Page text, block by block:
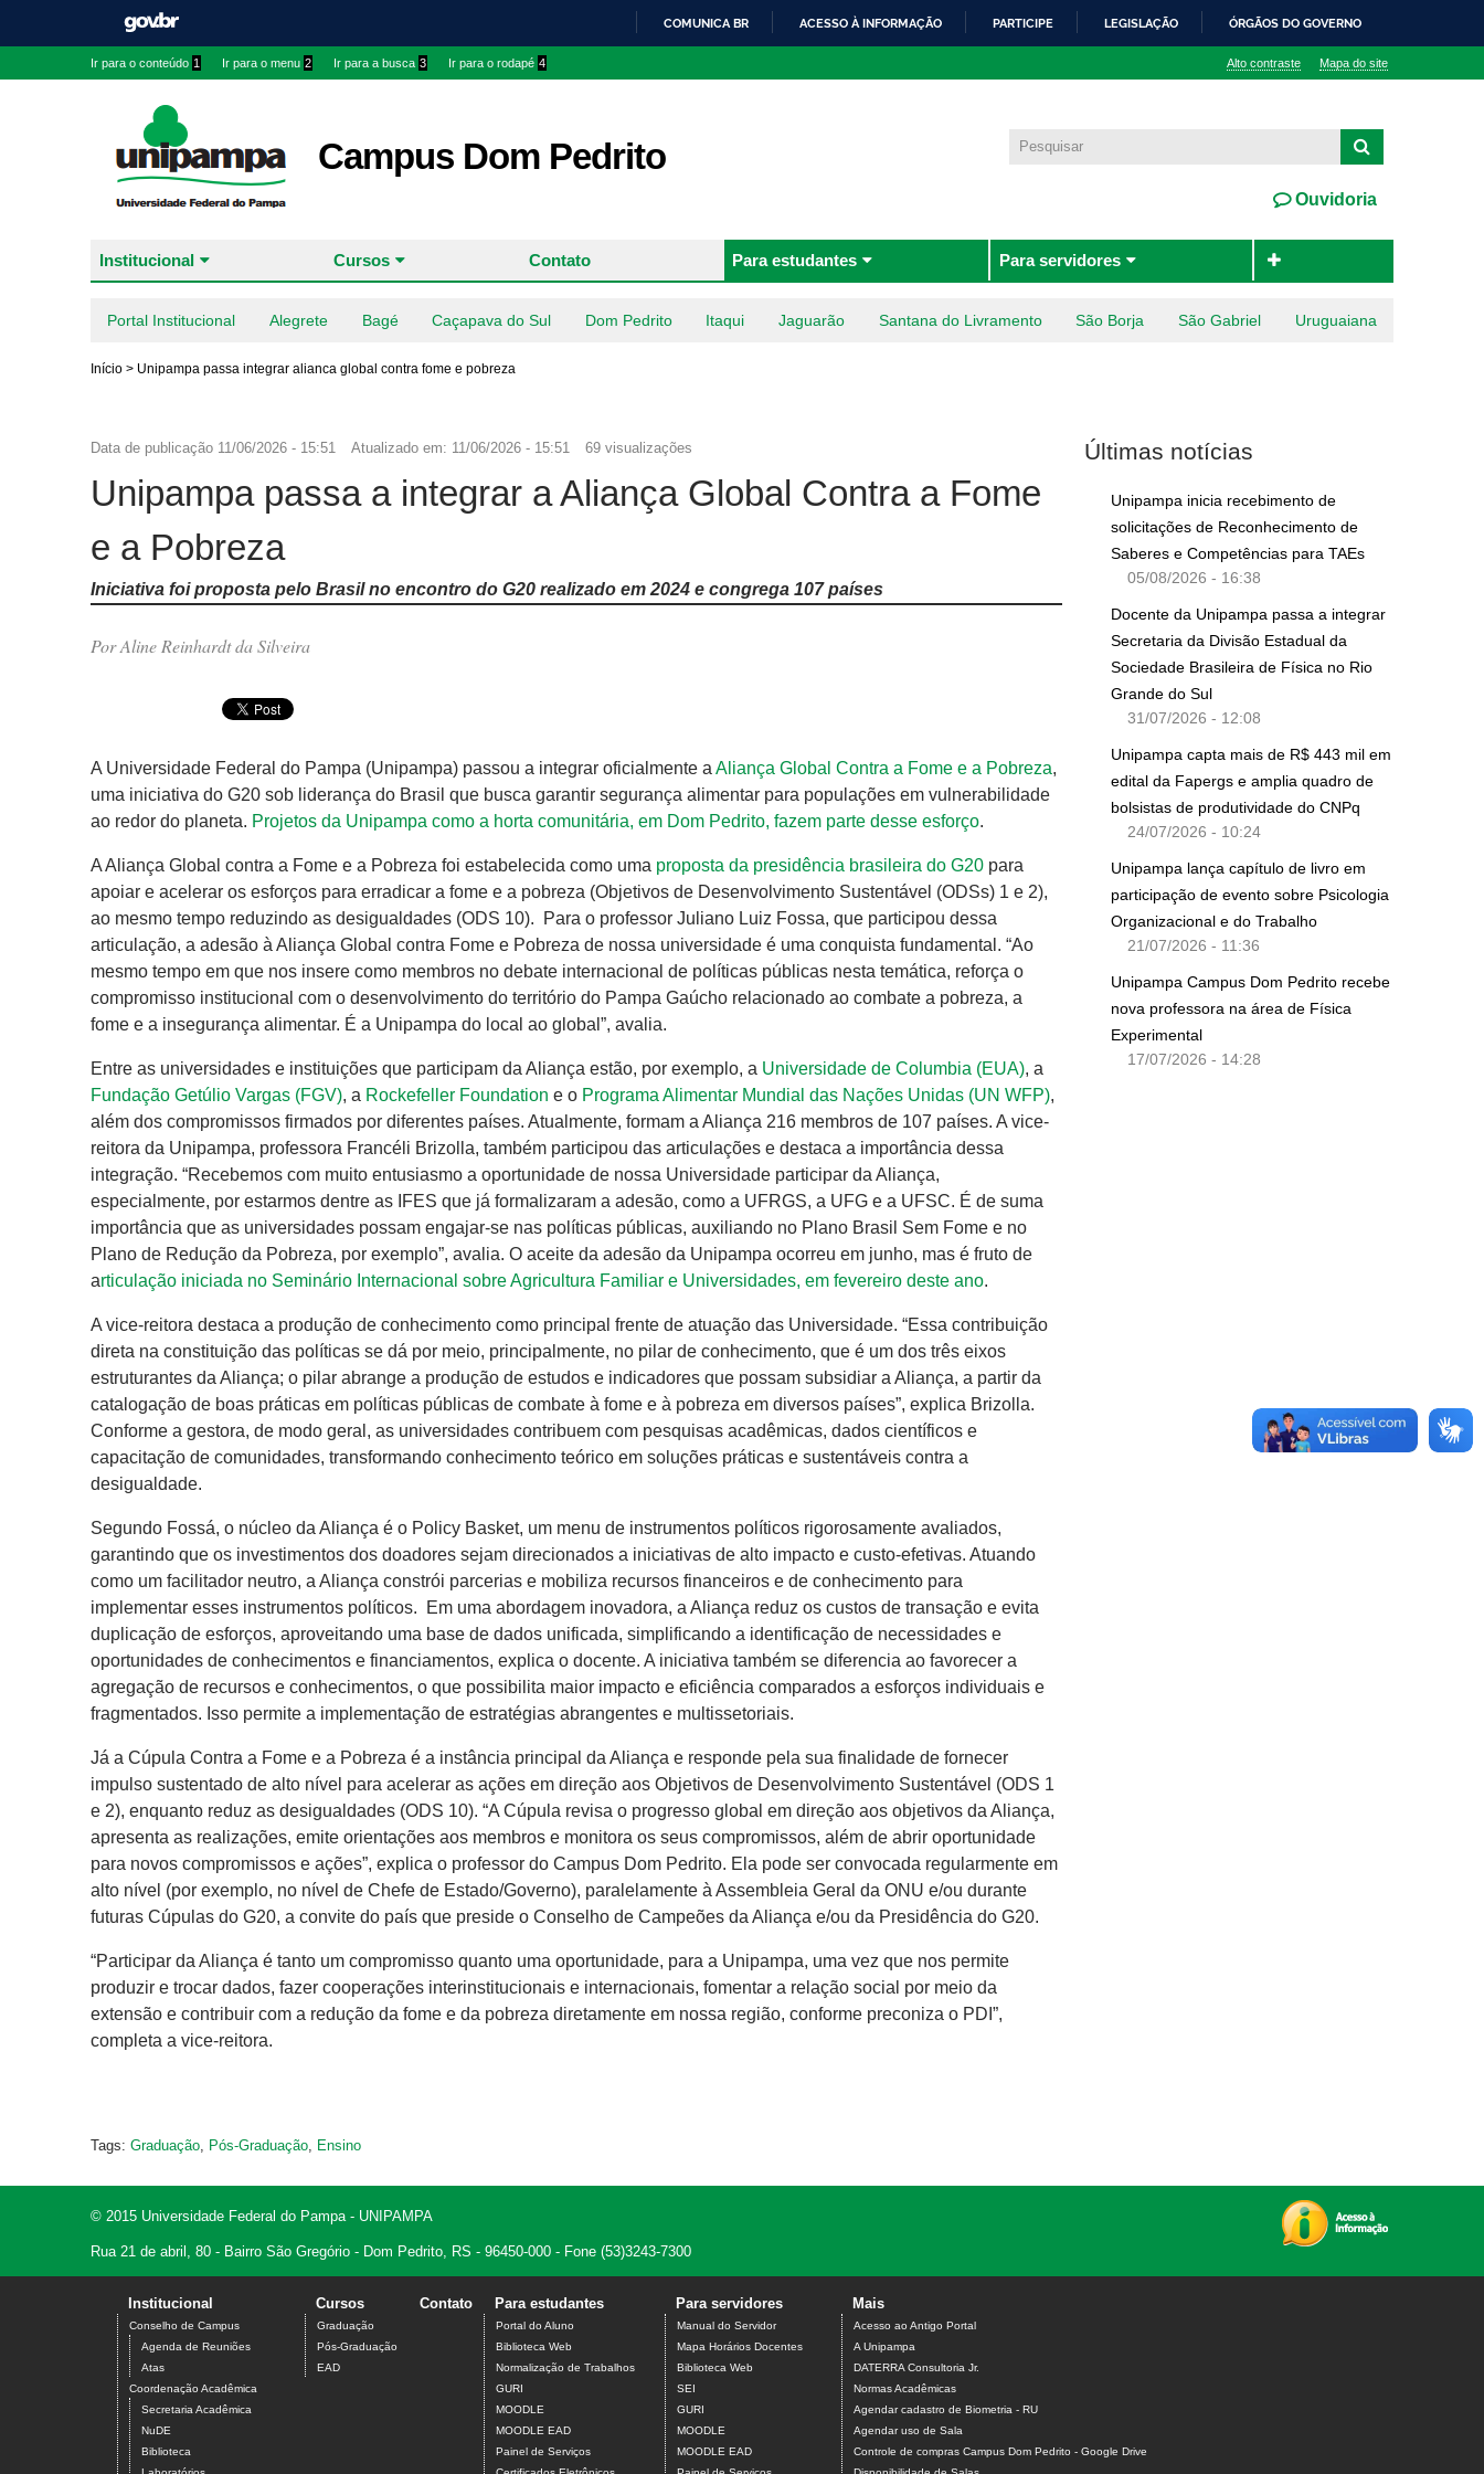
COMUNICA BR ACESSO À INFORMAÇÃO PARTICIPE LEGISLAÇÃO ÓRGÃOS DO GOVERNO
Ir para o conteúdo 1 Ir para o menu 2 Ir para a busca 3 Ir para o rodapé 4 Alto contraste Mapa do site
Campus Dom Pedrito
Ouvidoria
Institucional Cursos Contato Para estudantes Para servidores
Portal Institucional Alegrete Bagé Caçapava do Sul Dom Pedrito Itaqui Jaguarão Santana do Livramento São Borja São Gabriel Uruguaiana
Início > Unipampa passa integrar alianca global contra fome e pobreza
Data de publicação 11/06/2026 - 15:51 Atualizado em: 11/06/2026 - 15:51 69 visualizações
Unipampa passa a integrar a Aliança Global Contra a Fome
e a Pobreza
Iniciativa foi proposta pelo Brasil no encontro do G20 realizado em 2024 e congrega 107 países
Por Aline Reinhardt da Silveira
A Universidade Federal do Pampa (Unipampa) passou a integrar oficialmente a Aliança Global Contra a Fome e a Pobreza,
uma iniciativa do G20 sob liderança do Brasil que busca garantir segurança alimentar para populações em vulnerabilidade
ao redor do planeta. Projetos da Unipampa como a horta comunitária, em Dom Pedrito, fazem parte desse esforço.
A Aliança Global contra a Fome e a Pobreza foi estabelecida como uma proposta da presidência brasileira do G20 para
apoiar e acelerar os esforços para erradicar a fome e a pobreza (Objetivos de Desenvolvimento Sustentável (ODSs) 1 e 2),
ao mesmo tempo reduzindo as desigualdades (ODS 10). Para o professor Juliano Luiz Fossa, que participou dessa
articulação, a adesão à Aliança Global contra Fome e Pobreza de nossa universidade é uma conquista fundamental. “Ao
mesmo tempo em que nos insere como membros no debate internacional de políticas públicas nesta temática, reforça o
compromisso institucional com o desenvolvimento do território do Pampa Gaúcho relacionado ao combate a pobreza, a
fome e a insegurança alimentar. É a Unipampa do local ao global”, avalia.
Entre as universidades e instituições que participam da Aliança estão, por exemplo, a Universidade de Columbia (EUA), a
Fundação Getúlio Vargas (FGV), a Rockefeller Foundation e o Programa Alimentar Mundial das Nações Unidas (UN WFP),
além dos compromissos firmados por diferentes países. Atualmente, formam a Aliança 216 membros de 107 países. A vice-
reitora da Unipampa, professora Francéli Brizolla, também participou das articulações e destaca a importância dessa
integração. “Recebemos com muito entusiasmo a oportunidade de nossa Universidade participar da Aliança,
especialmente, por estarmos dentre as IFES que já formalizaram a adesão, como a UFRGS, a UFG e a UFSC. É de suma
importância que as universidades possam engajar-se nas políticas públicas, auxiliando no Plano Brasil Sem Fome e no
Plano de Redução da Pobreza, por exemplo”, avalia. O aceite da adesão da Unipampa ocorreu em junho, mas é fruto de
articulação iniciada no Seminário Internacional sobre Agricultura Familiar e Universidades, em fevereiro deste ano.
A vice-reitora destaca a produção de conhecimento como principal frente de atuação das Universidade. “Essa contribuição
direta na constituição das políticas se dá por meio, principalmente, no pilar de conhecimento, que é um dos três eixos
estruturantes da Aliança; o pilar abrange a produção de estudos e indicadores que possam subsidiar a Aliança, a partir da
catalogação de boas práticas em políticas públicas de combate à fome e à pobreza em diversos países”, explica Brizolla.
Conforme a gestora, de modo geral, as universidades contribuem com pesquisas acadêmicas, dados científicos e
capacitação de comunidades, transformando conhecimento teórico em soluções práticas e sustentáveis contra a
desigualdade.
Segundo Fossá, o núcleo da Aliança é o Policy Basket, um menu de instrumentos políticos rigorosamente avaliados,
garantindo que os investimentos dos doadores sejam direcionados a iniciativas de alto impacto e custo-efetivas. Atuando
como um facilitador neutro, a Aliança constrói parcerias e mobiliza recursos financeiros e de conhecimento para
implementar esses instrumentos políticos. Em uma abordagem inovadora, a Aliança reduz os custos de transação e evita
duplicação de esforços, aproveitando uma base de dados unificada, simplificando a identificação de necessidades e
oportunidades de conhecimentos e financiamentos, explica o docente. A iniciativa também se diferencia ao favorecer a
agregação de recursos e conhecimentos, o que possibilita maior impacto e eficiência comparados a esforços individuais e
fragmentados. Isso permite a implementação de estratégias abrangentes e multissetoriais.
Já a Cúpula Contra a Fome e a Pobreza é a instância principal da Aliança e responde pela sua finalidade de fornecer
impulso sustentado de alto nível para acelerar as ações em direção aos Objetivos de Desenvolvimento Sustentável (ODS 1
e 2), enquanto reduz as desigualdades (ODS 10). “A Cúpula revisa o progresso global em direção aos objetivos da Aliança,
apresenta as realizações, emite orientações aos membros e monitora os seus compromissos, além de abrir oportunidade
para novos compromissos e ações”, explica o professor do Campus Dom Pedrito. Ela pode ser convocada regularmente em
alto nível (por exemplo, no nível de Chefe de Estado/Governo), paralelamente à Assembleia Geral da ONU e/ou durante
futuras Cúpulas do G20, a convite do país que preside o Conselho de Campeões da Aliança e/ou da Presidência do G20.
“Participar da Aliança é tanto um compromisso quanto uma oportunidade, para a Unipampa, uma vez que nos permite
produzir e trocar dados, fazer cooperações interinstitucionais e internacionais, fomentar a relação social por meio da
extensão e contribuir com a redução da fome e da pobreza diretamente em nossa região, conforme preconiza o PDI”,
completa a vice-reitora.
Tags: Graduação Pós-Graduação Ensino
Últimas notícias
Unipampa inicia recebimento de
solicitações de Reconhecimento de
Saberes e Competências para TAEs
05/08/2026 - 16:38
Docente da Unipampa passa a integrar
Secretaria da Divisão Estadual da
Sociedade Brasileira de Física no Rio
Grande do Sul
31/07/2026 - 12:08
Unipampa capta mais de R$ 443 mil em
edital da Fapergs e amplia quadro de
bolsistas de produtividade do CNPq
24/07/2026 - 10:24
Unipampa lança capítulo de livro em
participação de evento sobre Psicologia
Organizacional e do Trabalho
21/07/2026 - 11:36
Unipampa Campus Dom Pedrito recebe
nova professora na área de Física
Experimental
17/07/2026 - 14:28
© 2015 Universidade Federal do Pampa - UNIPAMPA
Rua 21 de abril, 80 - Bairro São Gregório - Dom Pedrito, RS - 96450-000 - Fone (53)3243-7300
Institucional
Conselho de Campus
Agenda de Reuniões
Atas
Coordenação Acadêmica
Secretaria Acadêmica
NuDE
Biblioteca
Cursos
Graduação
Pós-Graduação
EAD
Contato Para estudantes
Portal do Aluno
Biblioteca Web
Normalização de Trabalhos
GURI
MOODLE
MOODLE EAD
Painel de Serviços
Para servidores
Manual do Servidor
Mapa Horários Docentes
Biblioteca Web
SEI
GURI
MOODLE
MOODLE EAD
Mais
Acesso ao Antigo Portal
A Unipampa
DATERRA Consultoria Jr.
Normas Acadêmicas
Agendar cadastro de Biometria - RU
Agendar uso de Sala
Controle de compras Campus Dom Pedrito - Google Drive